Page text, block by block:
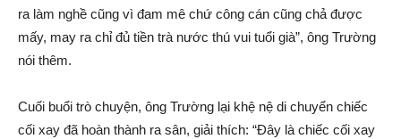
ra làm nghề cũng vì đam mê chứ công cán cũng chả được
mấy, may ra chỉ đủ tiền trà nước thú vu‌i tuổi già”, ông Trường
nói thêm.
Cuối buổi trò chuyện, ông Trường lại khệ nệ di chuyển chiếc
cối xay đã hoàn thành ra sân, gi‌ải thí‌ch: “Đây là chiếc cối xay